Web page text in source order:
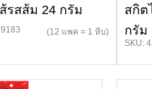
รสส้ม 24 กรัม
(12 แพค = 1 หีบ)
สกิต
กรัม
SKU: